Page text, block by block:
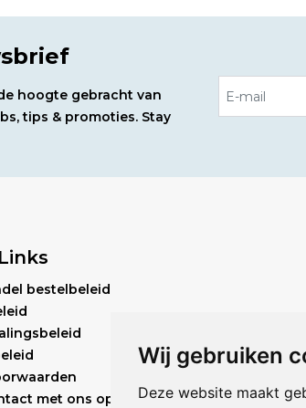
Wij gebruiken
Deze website maakt
hoogte gebracht van
tips & promoties. Stay
bestelbeleid
met ons op